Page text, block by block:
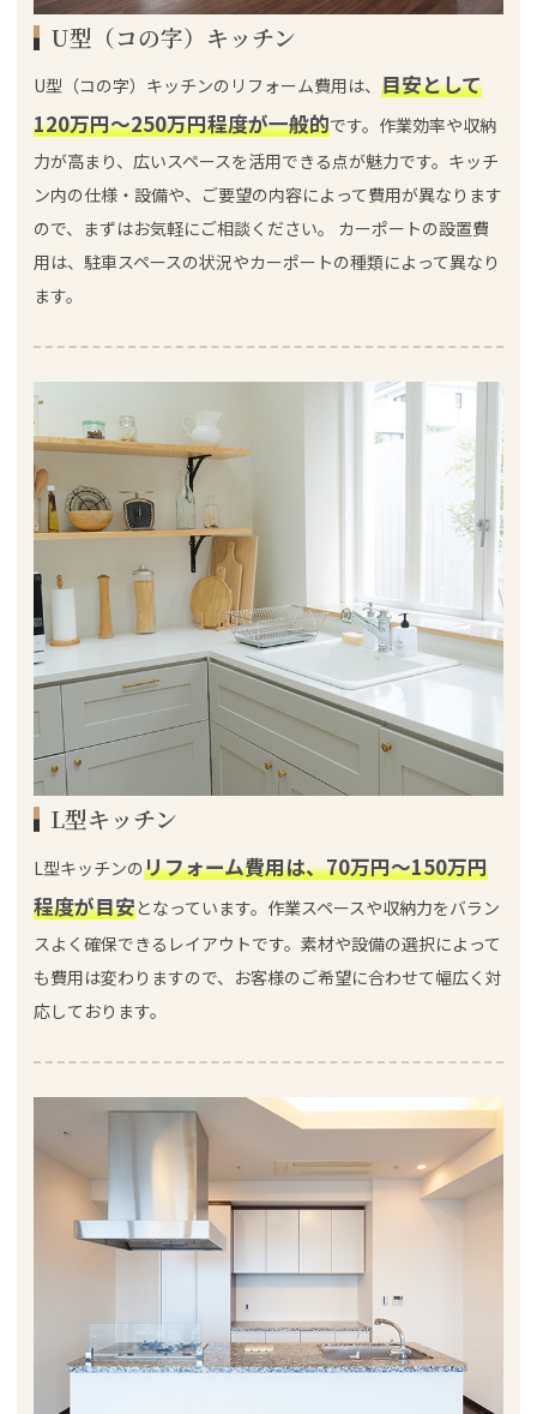
U型（コの字）キッチン
U型（コの字）キッチンのリフォーム費用は、 目安として
120万円～250万円程度が一般的です。作業効率や収納
力が高まり、広いスペースを活用できる点が魅力です。キッチ
ン内の仕様・設備や、ご要望の内容によって費用が異なります
ので、まずはお気軽にご相談ください。 カーポートの設置費
用は、駐車スペースの状況やカーポートの種類によって異なり
ます。
L型キッチン
L型キッチンのリフォーム費用は、70万円～150万円
程度が目安となっています。作業スペースや収納力をバラン
スよく確保できるレイアウトです。素材や設備の選択によって
も費用は変わりますので、お客様のご希望に合わせて幅広く対
応しております。